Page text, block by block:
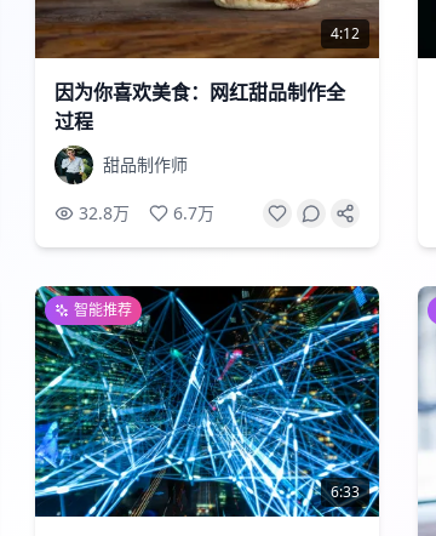
4:12
因为你喜欢美食：网红甜品制作全
过程
甜品制作师
32.8万 6.7万
6:33
智能推荐